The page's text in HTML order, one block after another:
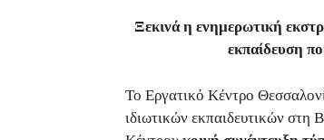
Ξεκινά η ενημερωτική
εκπαίδευση
Το Εργατικό Κέντρο
ιδιωτικών εκπαιδευτικών